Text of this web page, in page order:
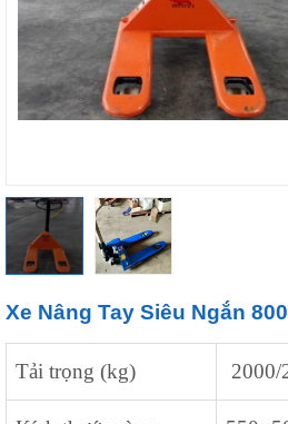
Xe Nâng Tay Siêu Ngắn
Tải trọng (kg) 2000/